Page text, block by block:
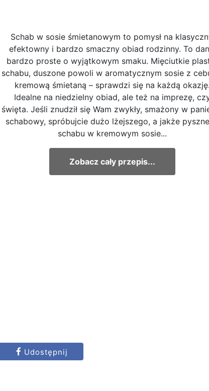
Schab w sosie śmietanowym to pomysł na
efektowny i bardzo smaczny obiad rodzinny. To
bardzo proste o wyjątkowym smaku. Mięciutkie
schabu, duszone powoli w aromatycznym sosie z
kremową śmietaną – sprawdzi się na każdą okazję.
Idealne na niedzielny obiad, ale też na imprezę,
święta. Jeśli znudził się Wam zwykły, smażony w
schabowy, spróbujcie dużo lżejszego, a jakże
schabu w kremowym sosie...
Zobacz cały przepis...
Udostępnij